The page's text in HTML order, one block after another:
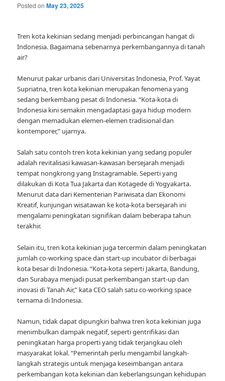
Posted onMay 23, 2025
Tren kota kekinian sedang menjadi perbincangan hangat di
Indonesia. Bagaimana sebenarnya perkembangannya di tanah
air?
Menurut pakar urbanis dari Universitas Indonesia, Prof. Yayat
Supriatna, tren kota kekinian merupakan fenomena yang
sedang berkembang pesat di Indonesia. “Kota-kota di
Indonesia kini semakin mengadaptasi gaya hidup modern
dengan memadukan elemen-elemen tradisional dan
kontemporer,” ujarnya.
Salah satu contoh tren kota kekinian yang sedang populer
adalah revitalisasi kawasan-kawasan bersejarah menjadi
tempat nongkrong yang Instagramable. Seperti yang
dilakukan di Kota Tua Jakarta dan Kotagede di Yogyakarta.
Menurut data dari Kementerian Pariwisata dan Ekonomi
Kreatif, kunjungan wisatawan ke kota-kota bersejarah ini
mengalami peningkatan signifikan dalam beberapa tahun
terakhir.
Selain itu, tren kota kekinian juga tercermin dalam peningkatan
jumlah co-working space dan start-up incubator di berbagai
kota besar di Indonesia. “Kota-kota seperti Jakarta, Bandung,
dan Surabaya menjadi pusat perkembangan start-up dan
inovasi di Tanah Air,” kata CEO salah satu co-working space
ternama di Indonesia.
Namun, tidak dapat dipungkiri bahwa tren kota kekinian juga
menimbulkan dampak negatif, seperti gentrifikasi dan
peningkatan harga properti yang tidak terjangkau oleh
masyarakat lokal. “Pemerintah perlu mengambil langkah-
langkah strategis untuk menjaga keseimbangan antara
perkembangan kota kekinian dan keberlangsungan kehidupan